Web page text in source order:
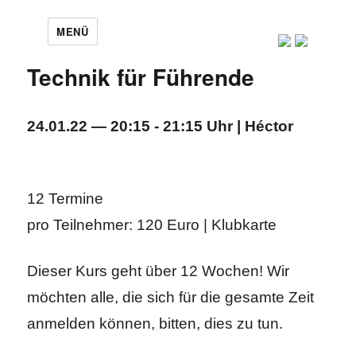
MENÜ
Technik für Führende
24.01.22 — 20:15 - 21:15 Uhr | Héctor
12 Termine
pro Teilnehmer: 120 Euro | Klubkarte
Dieser Kurs geht über 12 Wochen! Wir
möchten alle, die sich für die gesamte Zeit
anmelden können, bitten, dies zu tun.